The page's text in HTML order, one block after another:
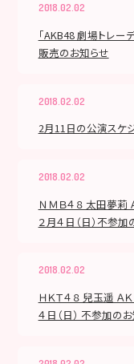
2018.02.02
「AKB48 劇場トレ
販売のお知らせ
2018.02.02
2月11日の公演スケ
2018.02.02
ＮＭＢ４８ 太田夢莉
２月４日（日）不参加
2018.02.02
ＨＫＴ４８ 兒玉遥 Ａ
４日（日） 不参加の